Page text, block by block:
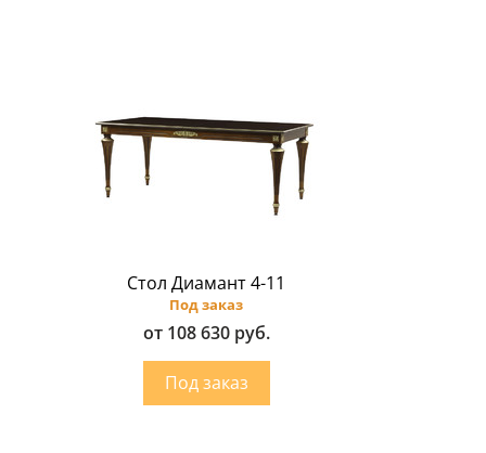
Стол Диамант 4-11
Под заказ
от 108 630 руб.